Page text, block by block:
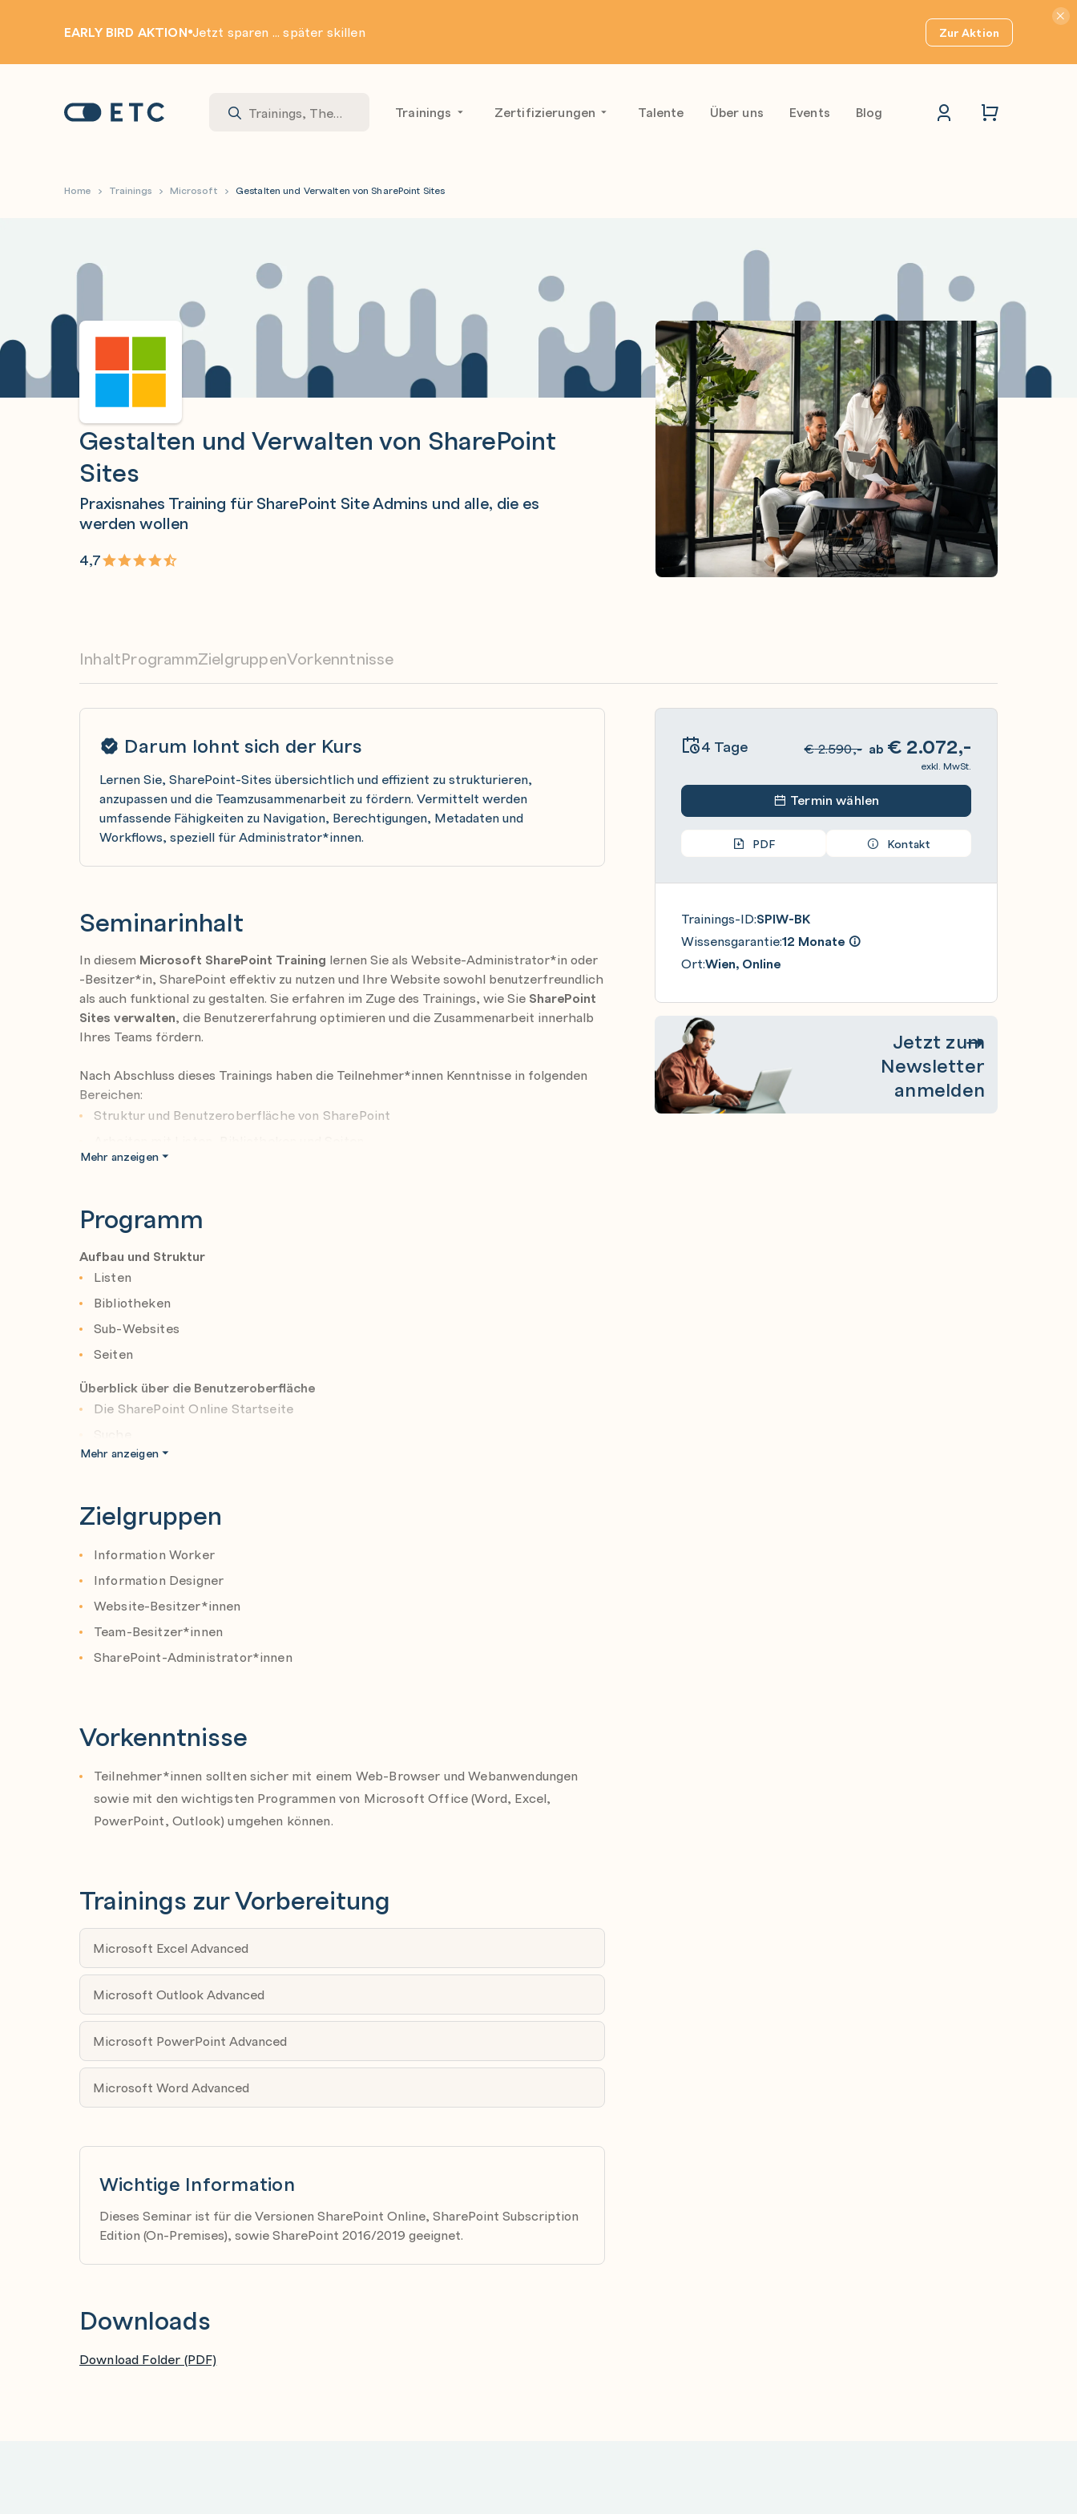
EARLY BIRD AKTION Jetzt sparen ... später skillen Zur Aktion
Startseite: ETC Trainings Zertifizierungen Talente Über uns Events Blog
Home Trainings Microsoft Gestalten und Verwalten von SharePoint Sites
Gestalten und Verwalten von SharePoint
Sites
Praxisnahes Training für SharePoint Site Admins und alle, die es
werden wollen
4,7
InhaltProgrammZielgruppenVorkenntnisse
Darum lohnt sich der Kurs
Lernen Sie, SharePoint-Sites übersichtlich und effizient zu strukturieren,
anzupassen und die Teamzusammenarbeit zu fördern. Vermittelt werden
umfassende Fähigkeiten zu Navigation, Berechtigungen, Metadaten und
Workflows, speziell für Administrator*innen.
Seminarinhalt
In diesem Microsoft SharePoint Training lernen Sie als Website-Administrator*in oder
-Besitzer*in, SharePoint effektiv zu nutzen und Ihre Website sowohl benutzerfreundlich
als auch funktional zu gestalten. Sie erfahren im Zuge des Trainings, wie Sie SharePoint
Sites verwalten, die Benutzererfahrung optimieren und die Zusammenarbeit innerhalb
Ihres Teams fördern.
Nach Abschluss dieses Trainings haben die Teilnehmer*innen Kenntnisse in folgenden
Bereichen:
Struktur und Benutzeroberfläche von SharePoint
Verwaltung von Websites und Berechtigungen
Anpassung der Navigation und Freigabelinks
Nutzung von verwalteten Metadaten und Office-Vorlagen
Einfache Workflows mit Power Automate erstellen.
Mehr anzeigen
Programm
Aufbau und Struktur
Listen
Bibliotheken
Sub-Websites
Seiten
Überblick über die Benutzeroberfläche
Die SharePoint Online Startseite
Sortieren und Filtern
Versionen verwalten
Arbeiten mit Bibliotheken
Dokumente verwalten
Überblick über OneDrive
Einstellungen einer Bibliothek ändern
Aus- und Einchecken
Arbeiten mit Seitenbibliotheken und Seiten
Seite bearbeiten
Abschnitte bearbeiten
Seite veröffentlichen und verbreiten
Terminplanung
Seitenvorlagen
Websiteinformationen bearbeiten
Websitedesign anpassen
Websitevorlagen anwenden
Mehrsprachige Websites
Navigationsleisten
Mehr anzeigen
Zielgruppen
Information Worker
Information Designer
Website-Besitzer*innen
Team-Besitzer*innen
SharePoint-Administrator*innen
Vorkenntnisse
Teilnehmer*innen sollten sicher mit einem Web-Browser und Webanwendungen
sowie mit den wichtigsten Programmen von Microsoft Office (Word, Excel,
PowerPoint, Outlook) umgehen können.
Trainings zur Vorbereitung
Microsoft Excel Advanced
Microsoft Outlook Advanced
Microsoft PowerPoint Advanced
Microsoft Word Advanced
Wichtige Information
Dieses Seminar ist für die Versionen SharePoint Online, SharePoint Subscription
Edition (On-Premises), sowie SharePoint 2016/2019 geeignet.
Downloads
Download Folder (PDF)
4 Tage €2.590,- ab € 2.072,-
exkl. MwSt.
Termin wählen
PDF Kontakt
Trainings-ID:SPIW-BK
Wissensgarantie:12 Monate
Ort:Wien, Online
Jetzt zum
Newsletter
anmelden